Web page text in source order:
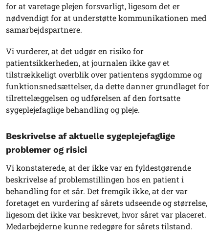
for at varetage plejen forsvarligt, ligesom det er
nødvendigt for at understøtte kommunikationen med
samarbejdspartnere.
Vi vurderer, at det udgør en risiko for
patientsikkerheden, at journalen ikke gav et
tilstrækkeligt overblik over patientens sygdomme og
funktionsnedsættelser, da dette danner grundlaget for
tilrettelæggelsen og udførelsen af den fortsatte
sygeplejefaglige behandling og pleje.
Beskrivelse af aktuelle sygeplejefaglige
problemer og risici
Vi konstaterede, at der ikke var en fyldestgørende
beskrivelse af problemstillingen hos en patient i
behandling for et sår. Det fremgik ikke, at der var
foretaget en vurdering af sårets udseende og størrelse,
ligesom det ikke var beskrevet, hvor såret var placeret.
Medarbejderne kunne redegøre for sårets tilstand.